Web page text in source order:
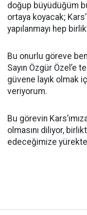
doğup büyüdüğüm
ortaya koyacak;
yapılanmayı hep
Bu onurlu göreve
Sayın Özgür Özel’e
güvene layık olmak
veriyorum.
Bu görevin
olmasını diliyor,
edeceğimize